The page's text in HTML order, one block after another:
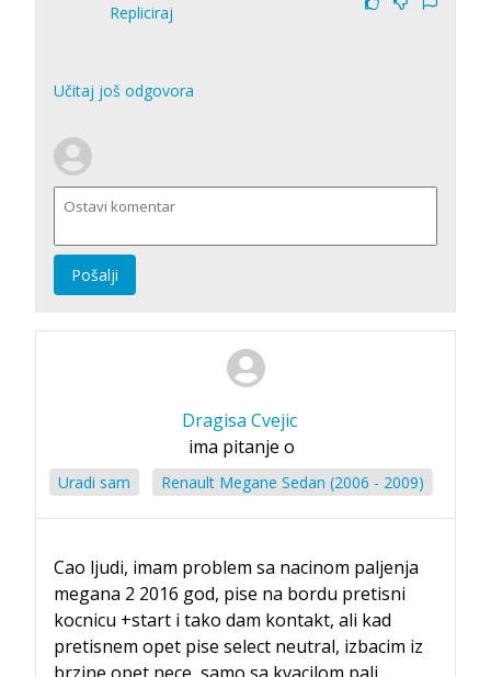
Repliciraj
Učitaj još odgovora
Pošalji
Dragisa Cvejic
ima pitanje o
Uradi sam Renault Megane Sedan (2006 - 2009)
Cao ljudi, imam problem sa nacinom paljenja
megana 2 2016 god, pise na bordu pretisni
kocnicu +start i tako dam kontakt, ali kad
pretisnem opet pise select neutral, izbacim iz